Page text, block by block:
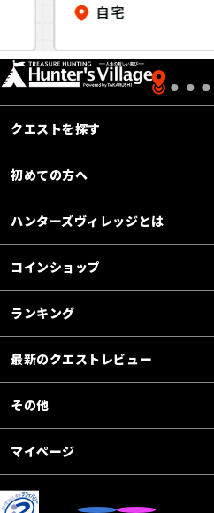
自宅
クエストを探す
初めての方へ
ハンターズヴィレッジとは
コインショップ
ランキング
最新のクエストレビュー
その他
マイページ